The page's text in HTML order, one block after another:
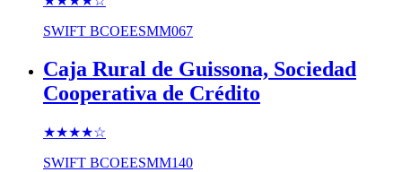
SWIFT BCOEESMM067
Caja Rural de Guissona, Sociedad
Cooperativa de Crédito
★★★★☆
SWIFT BCOEESMM140